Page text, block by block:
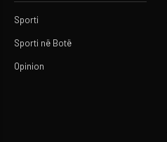
Sporti
Sporti në Botë
Opinion